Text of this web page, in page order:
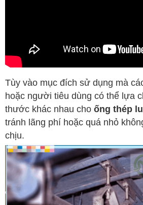
Tùy vào mục đích sử dụng mà
hoặc người tiêu dùng có thể lựa
thước khác nhau cho ống thép
tránh lãng phí hoặc quá nhỏ
chịu.